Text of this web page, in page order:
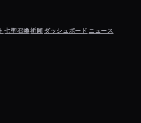
七聖召喚祈願 ダッシュボード ニュース